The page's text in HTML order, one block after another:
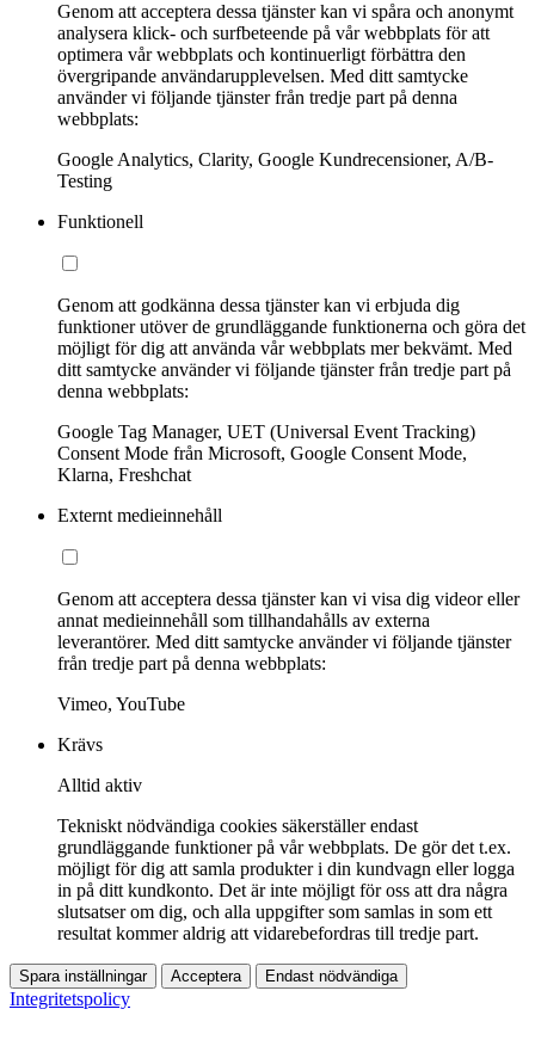
Genom att acceptera dessa tjänster kan vi spåra och anonymt
analysera klick- och surfbeteende på vår webbplats för att
optimera vår webbplats och kontinuerligt förbättra den
övergripande användarupplevelsen. Med ditt samtycke
använder vi följande tjänster från tredje part på denna
webbplats:
Google Analytics, Clarity, Google Kundrecensioner, A/B-
Testing
Funktionell
Genom att godkänna dessa tjänster kan vi erbjuda dig
funktioner utöver de grundläggande funktionerna och göra det
möjligt för dig att använda vår webbplats mer bekvämt. Med
ditt samtycke använder vi följande tjänster från tredje part på
denna webbplats:
Google Tag Manager, UET (Universal Event Tracking)
Consent Mode från Microsoft, Google Consent Mode,
Klarna, Freshchat
Externt medieinnehåll
Genom att acceptera dessa tjänster kan vi visa dig videor eller
annat medieinnehåll som tillhandahålls av externa
leverantörer. Med ditt samtycke använder vi följande tjänster
från tredje part på denna webbplats:
Vimeo, YouTube
Krävs
Alltid aktiv
Tekniskt nödvändiga cookies säkerställer endast
grundläggande funktioner på vår webbplats. De gör det t.ex.
möjligt för dig att samla produkter i din kundvagn eller logga
in på ditt kundkonto. Det är inte möjligt för oss att dra några
slutsatser om dig, och alla uppgifter som samlas in som ett
resultat kommer aldrig att vidarebefordras till tredje part.
Spara inställningar Acceptera Endast nödvändiga
Integritetspolicy